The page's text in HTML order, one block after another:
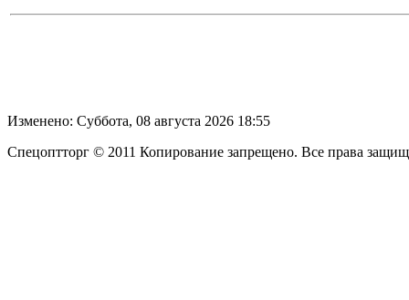
Изменено: Суббота, 08 августа 2026 18:55
Спецоптторг © 2011 Копирование запрещено. Все права